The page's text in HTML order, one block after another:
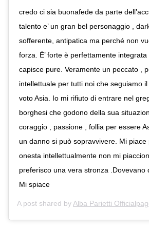
credo ci sia buonafede da parte
talento e’ un gran bel personaggio ,
sofferente, antipatica ma perché non
forza. È’ forte è perfettamente
capisce pure. Veramente un peccato ,
intellettuale per tutti noi che seguiamo
voto Asia. Io mi rifiuto di entrare nel
borghesi che godono della sua
coraggio , passione , follia per essere
un danno si può sopravvivere. Mi piace
onesta intellettualmente non mi
preferisco una vera stronza .Dovevano
Mi spiace
A post shared by Alba Parietti